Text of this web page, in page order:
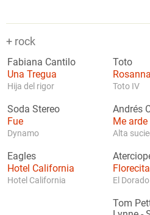
+ rock
Fabiana Cantilo
Una Tregua
Hija del rigor
Toto
Rosanna
Toto IV
Soda Stereo
Fue
Dynamo
Andrés
Me arde
Alta
Eagles
Hotel California
Hotel California El Dorado
Tom